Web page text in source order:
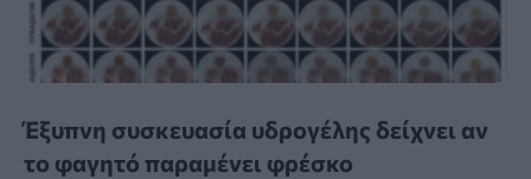
Έξυπνη συσκευασία υδρογέλης δείχνει αν
το φαγητό παραμένει φρέσκο